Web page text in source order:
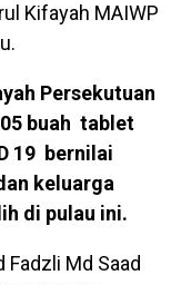
Kifayah MAIWP
Persekutuan
buah tablet
19 bernilai
keluarga
di pulau ini.
Fadzli Md Saad